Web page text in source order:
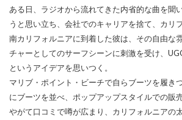
ある日、ラジオから流れてきた内省的な曲を聞
うと思い立ち、会社でのキャリアを捨て、カリ
南カリフォルニアに到着した彼は、その自由な
チャーとしてのサーフシーンに刺激を受け、
というアイデアを思いつく。
マリブ・ポイント・ビーチで自らブーツを履き
にブーツを並べ、ポップアップスタイルでの販売
やがて口コミで噂が広まり、カリフォルニアの